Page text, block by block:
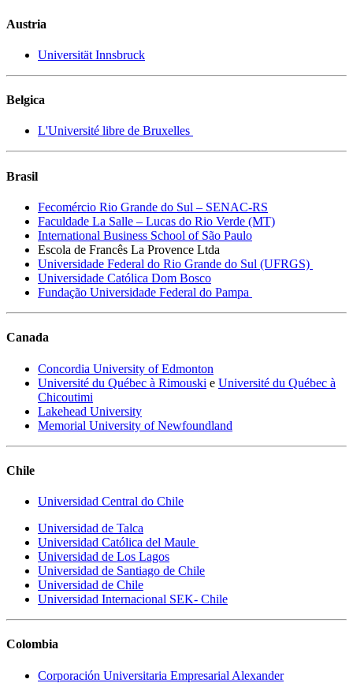
Austria
Universität Innsbruck
Belgica
L'Université libre de Bruxelles
Brasil
Fecomércio Rio Grande do Sul – SENAC-RS
Faculdade La Salle – Lucas do Rio Verde (MT)
International Business School of São Paulo
Escola de Francês La Provence Ltda
Universidade Federal do Rio Grande do Sul (UFRGS)
Universidade Católica Dom Bosco
Fundação Universidade Federal do Pampa
Canada
Concordia University of Edmonton
Université du Québec à Rimouski e Université du Québec à
Chicoutimi
Lakehead University
Memorial University of Newfoundland
Chile
Universidad Central do Chile
Universidad de Talca
Universidad Católica del Maule
Universidad de Los Lagos
Universidad de Santiago de Chile
Universidad de Chile
Universidad Internacional SEK- Chile
Colombia
Corporación Universitaria Empresarial Alexander